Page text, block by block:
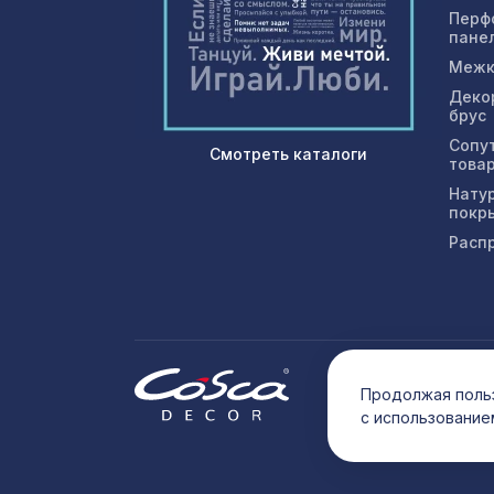
Смотреть каталоги
брус
©
Продолжая
с